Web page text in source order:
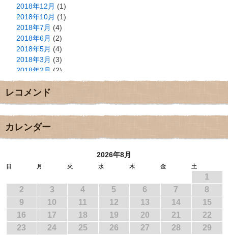
2018年12月 (1)
2018年10月 (1)
2018年7月 (4)
2018年6月 (2)
2018年5月 (4)
2018年3月 (3)
2018年2月 (2)
2018年1月(2)
2017年12月
2017年11月(3)
2017年9月
2017年8月
2017年5月
2017年3月(1)
2017年2月(1)
2017年1月(2)
2016年12月(4)
2016年11月(3)
レコメンド
カレンダー
2026年8月
日 月 火 水 木 金 土
1
2
3 4 5 6 7
8
9
10 11 12 13 14
15
16
17 18 19 20 21
22
23
24 25 26 27 28
29